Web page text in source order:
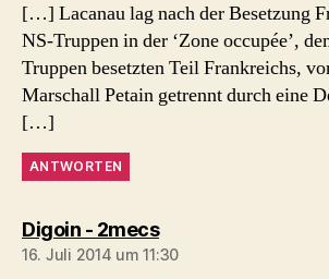
[…] Lacanau lag nach der Besetzung
NS-Truppen in der ‘Zone occupée’,
Truppen besetzten Teil Frankreichs,
Marschall Petain getrennt durch eine
[…]
ANTWORTEN
Digoin - 2mecssagt:
16. Juli 2014 um 11:30